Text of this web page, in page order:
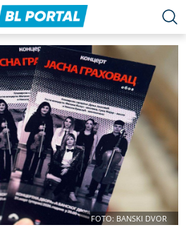
FOTO: BANSKI DVOR